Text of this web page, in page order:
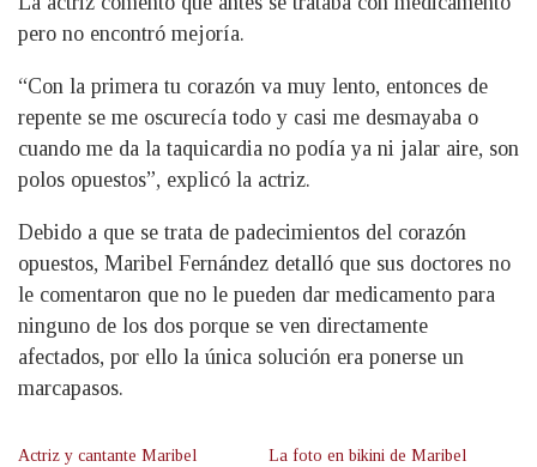
pero no encontró mejoría.
“Con la primera tu corazón va muy lento, entonces de
repente se me oscurecía todo y casi me desmayaba o
cuando me da la taquicardia no podía ya ni jalar aire, son
polos opuestos”, explicó la actriz.
Debido a que se trata de padecimientos del corazón
opuestos, Maribel Fernández detalló que sus doctores no
le comentaron que no le pueden dar medicamento para
ninguno de los dos porque se ven directamente
afectados, por ello la única solución era ponerse un
marcapasos.
Actriz y cantante Maribel
La foto en bikini de Maribel